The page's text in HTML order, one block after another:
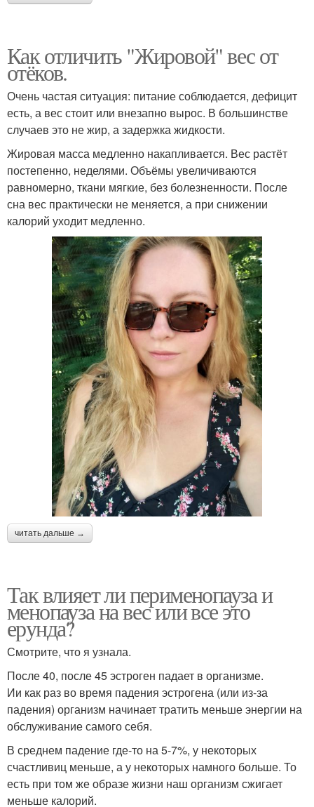
Как отличить "Жировой" вес от
отёков.
Очень частая ситуация: питание соблюдается, дефицит
есть, а вес стоит или внезапно вырос. В большинстве
случаев это не жир, а задержка жидкости.
Жировая масса медленно накапливается. Вес растёт
постепенно, неделями. Объёмы увеличиваются
равномерно, ткани мягкие, без болезненности. После
сна вес практически не меняется, а при снижении
калорий уходит медленно.
читать дальше →
Так влияет ли перименопауза и
менопауза на вес или все это
ерунда?
Смотрите, что я узнала.
После 40, после 45 эстроген падает в организме.
Ии как раз во время падения эстрогена (или из-за
падения) организм начинает тратить меньше энергии на
обслуживание самого себя.
В среднем падение где-то на 5-7%, у некоторых
счастливиц меньше, а у некоторых намного больше. То
есть при том же образе жизни наш организм сжигает
меньше калорий.